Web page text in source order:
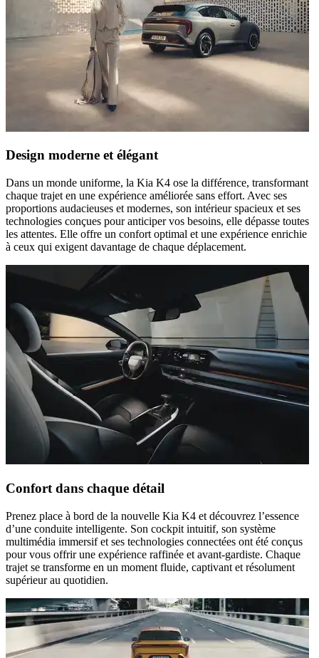
Design moderne et élégant
Dans un monde uniforme, la Kia K4 ose la différence, transformant
chaque trajet en une expérience améliorée sans effort. Avec ses
proportions audacieuses et modernes, son intérieur spacieux et ses
technologies conçues pour anticiper vos besoins, elle dépasse toutes
les attentes. Elle offre un confort optimal et une expérience enrichie
à ceux qui exigent davantage de chaque déplacement.
Confort dans chaque détail
Prenez place à bord de la nouvelle Kia K4 et découvrez l’essence
d’une conduite intelligente. Son cockpit intuitif, son système
multimédia immersif et ses technologies connectées ont été conçus
pour vous offrir une expérience raffinée et avant-gardiste. Chaque
trajet se transforme en un moment fluide, captivant et résolument
supérieur au quotidien.